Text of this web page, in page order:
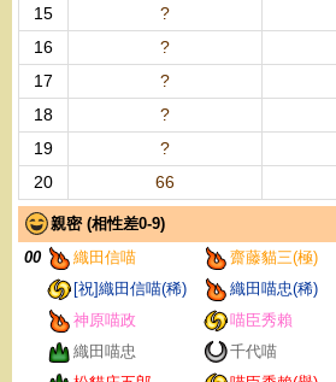
15
?
16
?
17
?
18
?
19
?
20
66
親密 (相性差0-9)
00
織田信喵 齋藤貓三(極)
[祝]織田信喵(稀)
織田喵忠(稀)
神原喵政
喵臣秀賴
織田喵忠
千代喵